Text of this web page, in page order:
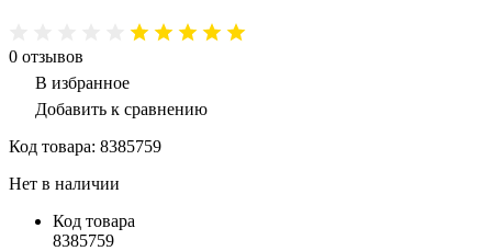
0 отзывов
В избранное
Добавить к сравнению
Код товара: 8385759
Нет в наличии
Код товара
8385759